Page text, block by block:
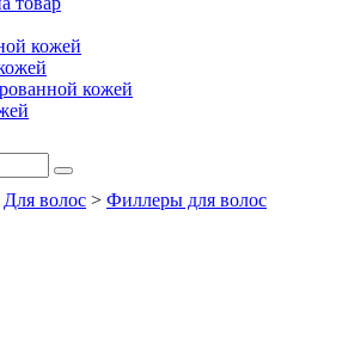
кожей
кожей
Для волос > Филлеры для волос